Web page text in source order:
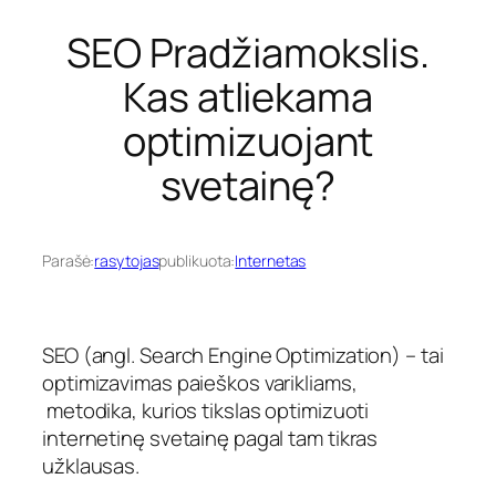
SEO Pradžiamokslis.
Kas atliekama
optimizuojant
svetainę?
Parašė:rasytojaspublikuota:Internetas
SEO (angl. Search Engine Optimization) – tai
optimizavimas paieškos varikliams,
metodika, kurios tikslas optimizuoti
internetinę svetainę pagal tam tikras
užklausas.